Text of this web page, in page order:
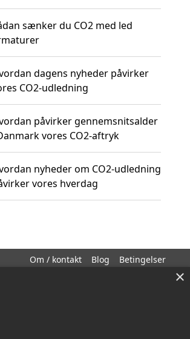
sænker du CO2 med led
dagens nyheder påvirker
CO2-udledning
påvirker gennemsnitsalder
vores CO2-aftryk
nyheder om CO2-udledning
vores hverdag
Om / kontakt Blog Betingelser
×